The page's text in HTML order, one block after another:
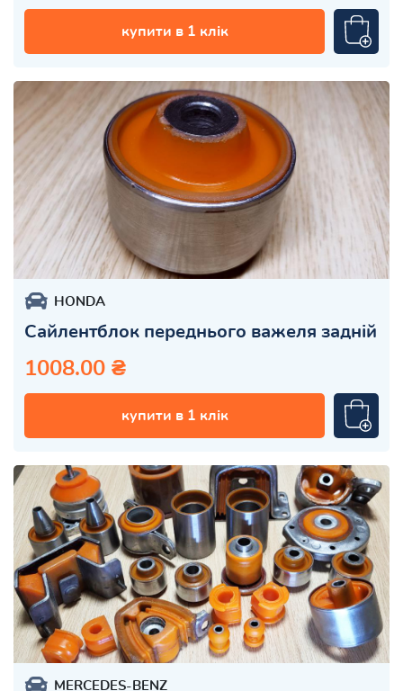
купити в 1 клік
HONDA
Сайлентблок переднього важеля задній
1008.00 ₴
купити в 1 клік
MERCEDES-BENZ